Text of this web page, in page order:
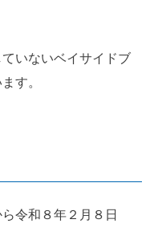
いないベイサイドブ
す。
令和８年２月８日